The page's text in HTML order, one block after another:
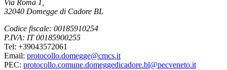
Via Roma 1,
32040 Domegge di Cadore BL
Codice fiscale: 00185910254
P.IVA: IT 00185900255
Tel: +39043572061
Email: protocollo.domegge@cmcs.it
PEC: protocollo.comune.domeggedicadore.bl@pecveneto.it